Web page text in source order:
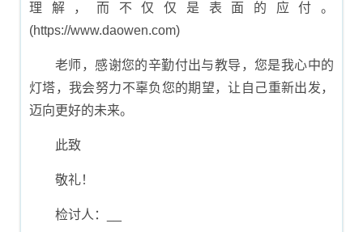
理解，而不仅仅是表面的应付。
(https://www.daowen.com)
老师，感谢您的辛勤付出与教导，您是我心中的
灯塔，我会努力不辜负您的期望，让自己重新出发，
迈向更好的未来。
此致
敬礼！
检讨人：__